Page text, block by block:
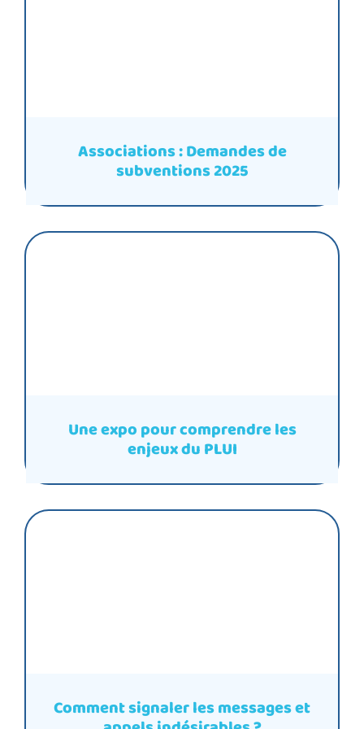
Associations : Demandes de
subventions 2025
Une expo pour comprendre les
enjeux du PLUI
Comment signaler les messages et